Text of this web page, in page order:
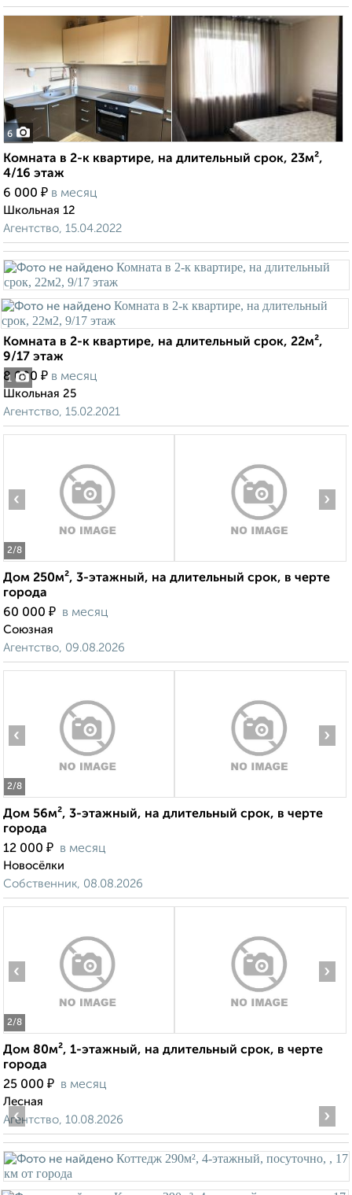
6
Комната в 2-к квартире, на длительный срок, 23м²,
4/16 этаж
6 000 ₽ в месяц
Школьная 12
Агентство, 15.04.2022
1
Комната в 2-к квартире, на длительный срок, 22м²,
9/17 этаж
8 000 ₽ в месяц
Школьная 25
Агентство, 15.02.2021
2/8
‹ ›
Дом 250м², 3-этажный, на длительный срок, в черте
города
60 000 ₽ в месяц
Союзная
Агентство, 09.08.2026
2/8
‹ ›
Дом 56м², 3-этажный, на длительный срок, в черте
города
12 000 ₽ в месяц
Новосёлки
Собственник, 08.08.2026
2/8
‹ ›
Дом 80м², 1-этажный, на длительный срок, в черте
города
25 000 ₽ в месяц
Лесная
Агентство, 10.08.2026
‹ ›